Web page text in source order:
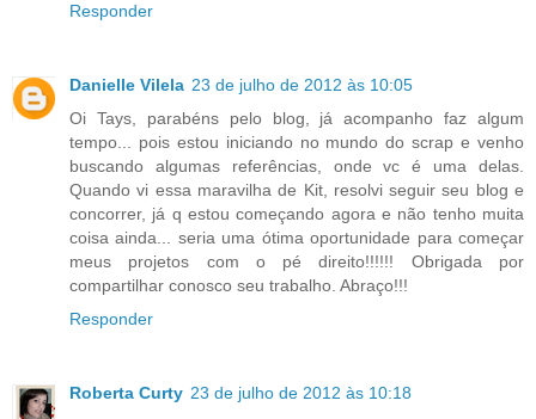
Responder
Danielle Vilela 23 de julho de 2012 às 10:05
Oi Tays, parabéns pelo blog, já acompanho faz algum
tempo... pois estou iniciando no mundo do scrap e venho
buscando algumas referências, onde vc é uma delas.
Quando vi essa maravilha de Kit, resolvi seguir seu blog e
concorrer, já q estou começando agora e não tenho muita
coisa ainda... seria uma ótima oportunidade para começar
meus projetos com o pé direito!!!!!! Obrigada por
compartilhar conosco seu trabalho. Abraço!!!
Responder
Roberta Curty 23 de julho de 2012 às 10:18